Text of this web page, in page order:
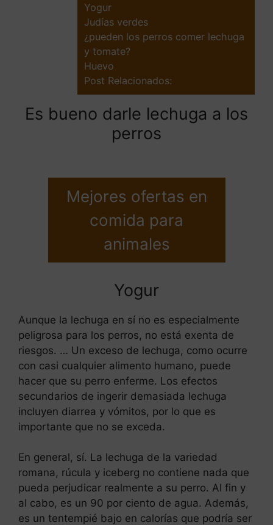
Yogur
Judías verdes
¿pueden los perros comer lechuga
y tomate?
Huevo
Post Relacionados:
Es bueno darle lechuga a los
perros
Mejores ofertas en
comida para
animales
Yogur
Aunque la lechuga en sí no es especialmente
peligrosa para los perros, no está exenta de
riesgos. … Un exceso de lechuga, como ocurre
con casi cualquier alimento humano, puede
hacer que su perro enferme. Los efectos
secundarios de ingerir demasiada lechuga
incluyen diarrea y vómitos, por lo que es
importante que no se exceda.
En general, sí. La lechuga de la variedad
romana, rúcula y iceberg no contiene nada que
pueda perjudicar realmente a su perro. Al fin y
al cabo, es un 90 por ciento de agua. Además,
es un tentempié bajo en calorías que podría ser